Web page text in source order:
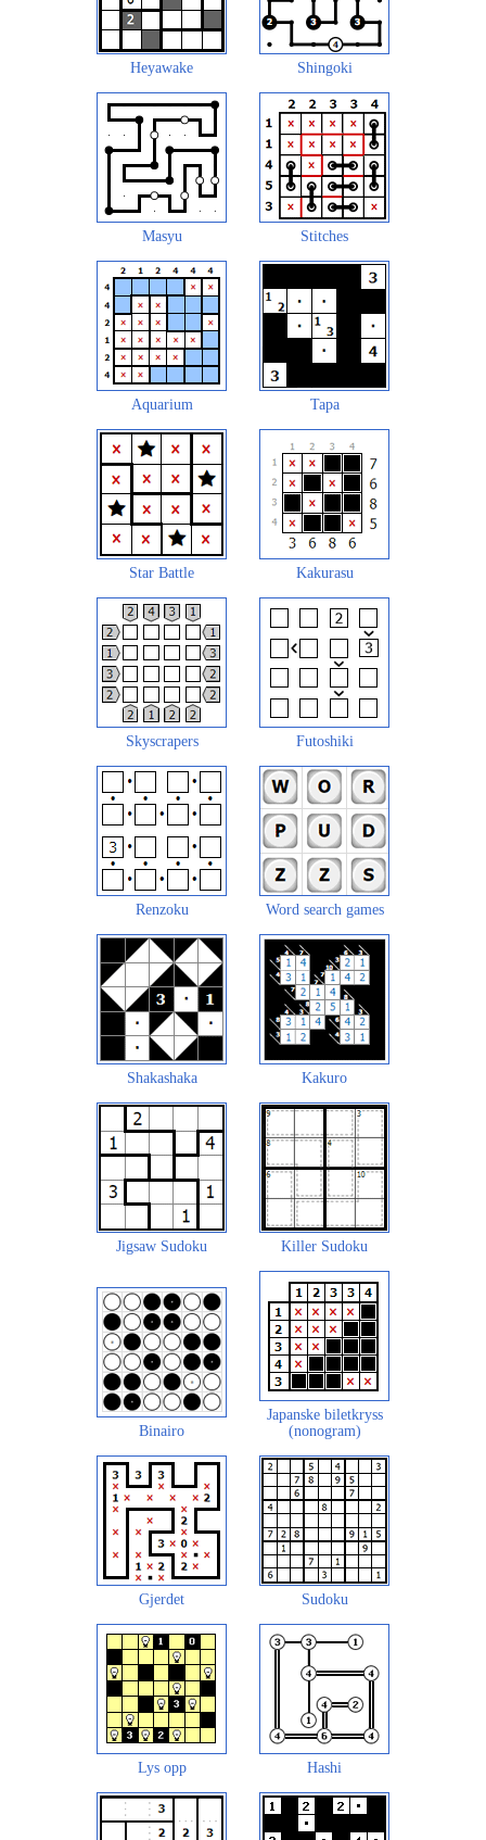
Heyawake Shingoki
Masyu Stitches
Aquarium Tapa
Star Battle Kakurasu
Skyscrapers Futoshiki
Renzoku Word search games
Shakashaka Kakuro
Jigsaw Sudoku Killer Sudoku
Binairo
Japanske biletkryss
(nonogram)
Gjerdet Sudoku
Lys opp Hashi